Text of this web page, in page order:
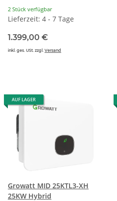
2 Stück verfügbar
Lieferzeit: 4 - 7 Tage
1.399,00 €
inkl. ges. USt. zzgl. Versand
AUF LAGER
Growatt MID 25KTL3-XH
25KW Hybrid